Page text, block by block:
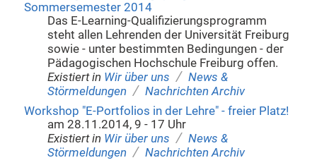
Sommersemester 2014
Das E-Learning-Qualifizierungsprogramm
steht allen Lehrenden der Universität Freiburg
sowie - unter bestimmten Bedingungen - der
Pädagogischen Hochschule Freiburg offen.
Existiert in Wir über uns / News &
Störmeldungen / Nachrichten Archiv
Workshop "E-Portfolios in der Lehre" - freier Platz!
am 28.11.2014, 9 - 17 Uhr
Existiert in Wir über uns / News &
Störmeldungen / Nachrichten Archiv